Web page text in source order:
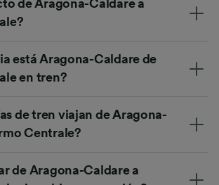
de Aragona-Caldare a
está Aragona-Caldare de
en tren?
de tren viajan de Aragona-
Centrale?
de Aragona-Caldare a